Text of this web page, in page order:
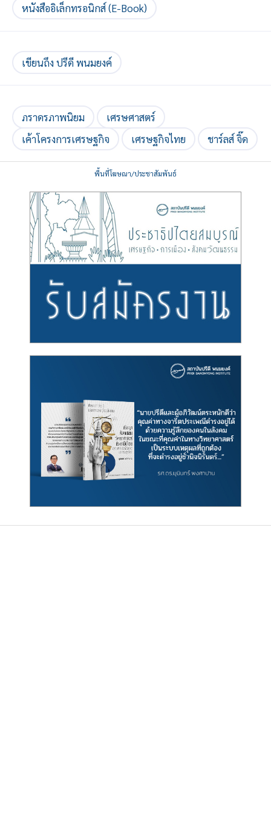
หนังสืออิเล็กทรอนิกส์ (E-Book)
เขียนถึง ปรีดี พนมยงค์
ภราดรภาพนิยม
เศรษศาสตร์
เค้าโครงการเศรษฐกิจ
เศรษฐกิจไทย ชาร์ลส์ จิ๊ด
พื้นที่โฆษณา/ประชาสัมพันธ์